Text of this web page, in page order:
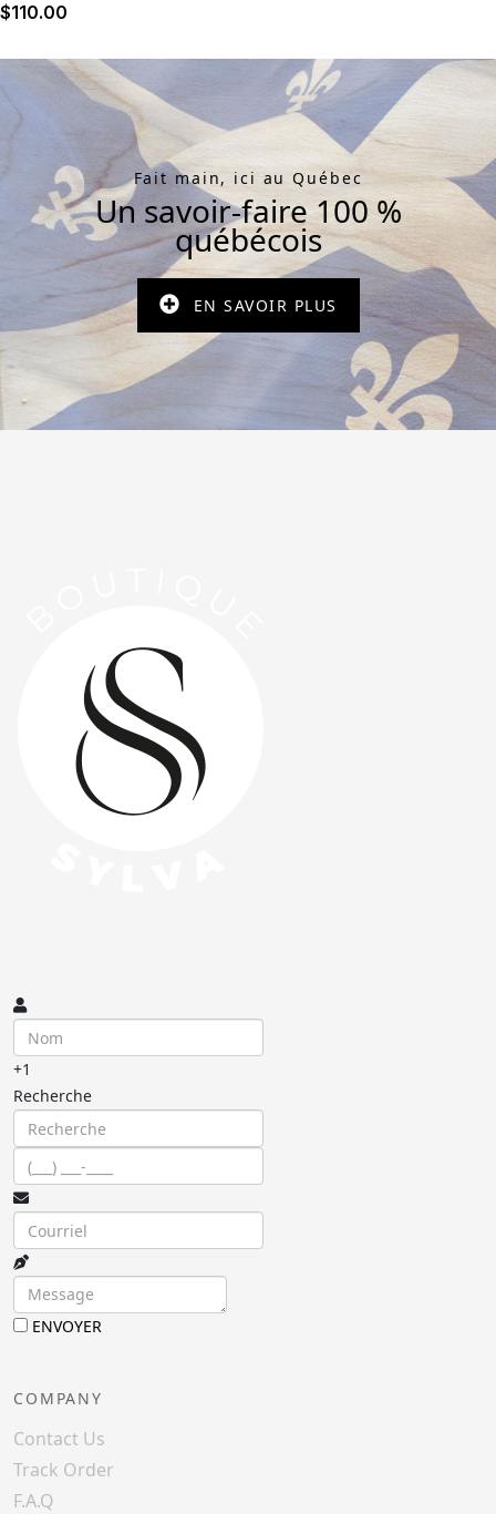
$110.00
Fait main, ici au Québec
Un savoir-faire 100 %
québécois
EN SAVOIR PLUS
+1
Recherche
ENVOYER
COMPANY
Contact Us
Track Order
F.A.Q